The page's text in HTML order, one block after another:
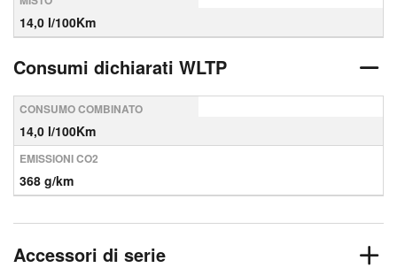
14,0 l/100Km
Consumi dichiarati WLTP
CONSUMO COMBINATO
14,0 l/100Km
EMISSIONI CO2
368 g/km
Accessori di serie